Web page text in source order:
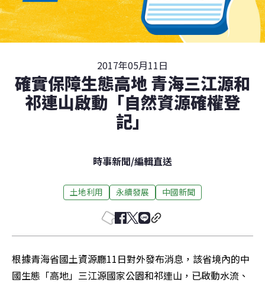
2017年05月11日
確實保障生態高地 青海三江源和
祁連山啟動「自然資源確權登
記」
時事新聞/編輯直送
土地利用 永續發展 中國新聞
根據青海省國土資源廳11日對外發布消息，該省境內的中
國生態「高地」三江源國家公園和祁連山，已啟動水流、